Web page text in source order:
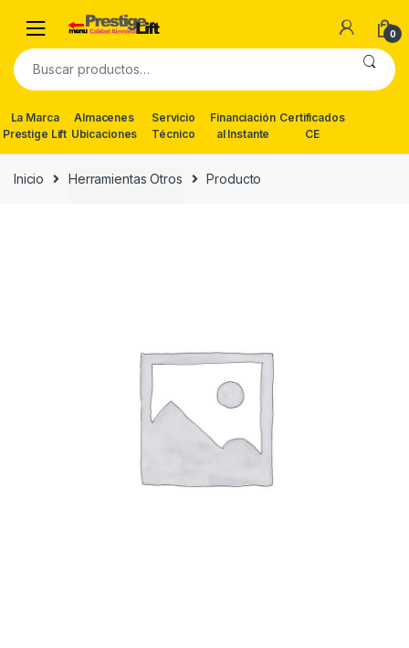
navigation
content
0
Buscar
por:
La Marca
Prestige Lift
Almacenes
Ubicaciones
Servicio
Técnico
Financiación
al Instante
Certificados
CE
Inicio Herramientas Otros Producto